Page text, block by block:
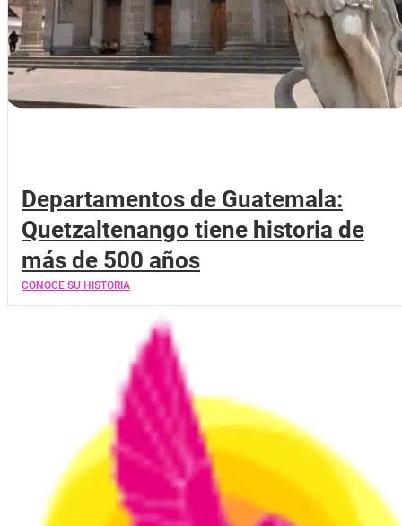
Departamentos de Guatemala:
Quetzaltenango tiene historia de
más de 500 años
CONOCE SU HISTORIA